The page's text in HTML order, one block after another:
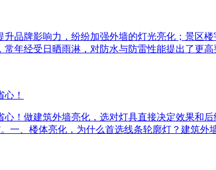
品牌影响力，纷纷加强外墙的灯光亮化；景区
年经受日晒雨淋，对防水与防雷性能提出了更
！
！做建筑外墙亮化，选对灯具直接决定效果
一、楼体亮化，为什么首选线条轮廓灯？建筑外